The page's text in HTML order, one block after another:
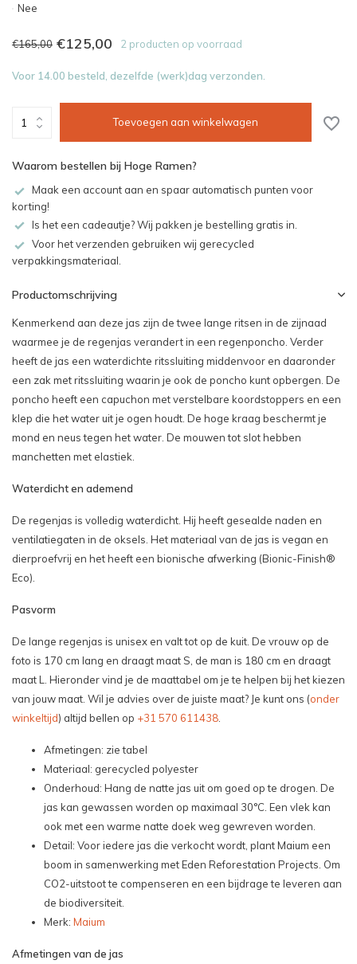
Nee
€165,00 €125,00 2 producten op voorraad
Voor 14.00 besteld, dezelfde (werk)dag verzonden.
Toevoegen aan winkelwagen
Waarom bestellen bij Hoge Ramen?
Maak een account aan en spaar automatisch punten voor
korting!
Is het een cadeautje? Wij pakken je bestelling gratis in.
Voor het verzenden gebruiken wij gerecycled
verpakkingsmateriaal.
Productomschrijving
Kenmerkend aan deze jas zijn de twee lange ritsen in de zijnaad
waarmee je de regenjas verandert in een regenponcho. Verder
heeft de jas een waterdichte ritssluiting middenvoor en daaronder
een zak met ritssluiting waarin je ook de poncho kunt opbergen. De
poncho heeft een capuchon met verstelbare koordstoppers en een
klep die het water uit je ogen houdt. De hoge kraag beschermt je
mond en neus tegen het water. De mouwen tot slot hebben
manchetten met elastiek.
Waterdicht en ademend
De regenjas is volledig waterdicht. Hij heeft gesealde naden en
ventilatiegaten in de oksels. Het materiaal van de jas is vegan en
dierproefvrij en het heeft een bionische afwerking (Bionic-Finish®
Eco).
Pasvorm
De lange regenjas is unisex en valt tot op de kuit. De vrouw op de
foto is 170 cm lang en draagt maat S, de man is 180 cm en draagt
maat L. Hieronder vind je de maattabel om je te helpen bij het kiezen
van jouw maat. Wil je advies over de juiste maat? Je kunt ons (onder
winkeltijd) altijd bellen op +31 570 611438.
Afmetingen: zie tabel
Materiaal: gerecycled polyester
Onderhoud: Hang de natte jas uit om goed op te drogen. De
jas kan gewassen worden op maximaal 30°C. Een vlek kan
ook met een warme natte doek weg gewreven worden.
Detail: Voor iedere jas die verkocht wordt, plant Maium een
boom in samenwerking met Eden Reforestation Projects. Om
CO2-uitstoot te compenseren en een bijdrage te leveren aan
de biodiversiteit.
Merk: Maium
Afmetingen van de jas